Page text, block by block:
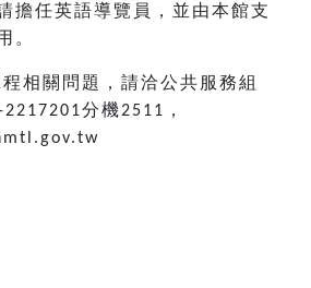
擔任英語導覽員，並由本館支
。
相關問題，請洽公共服務組
2217201分機2511 ，